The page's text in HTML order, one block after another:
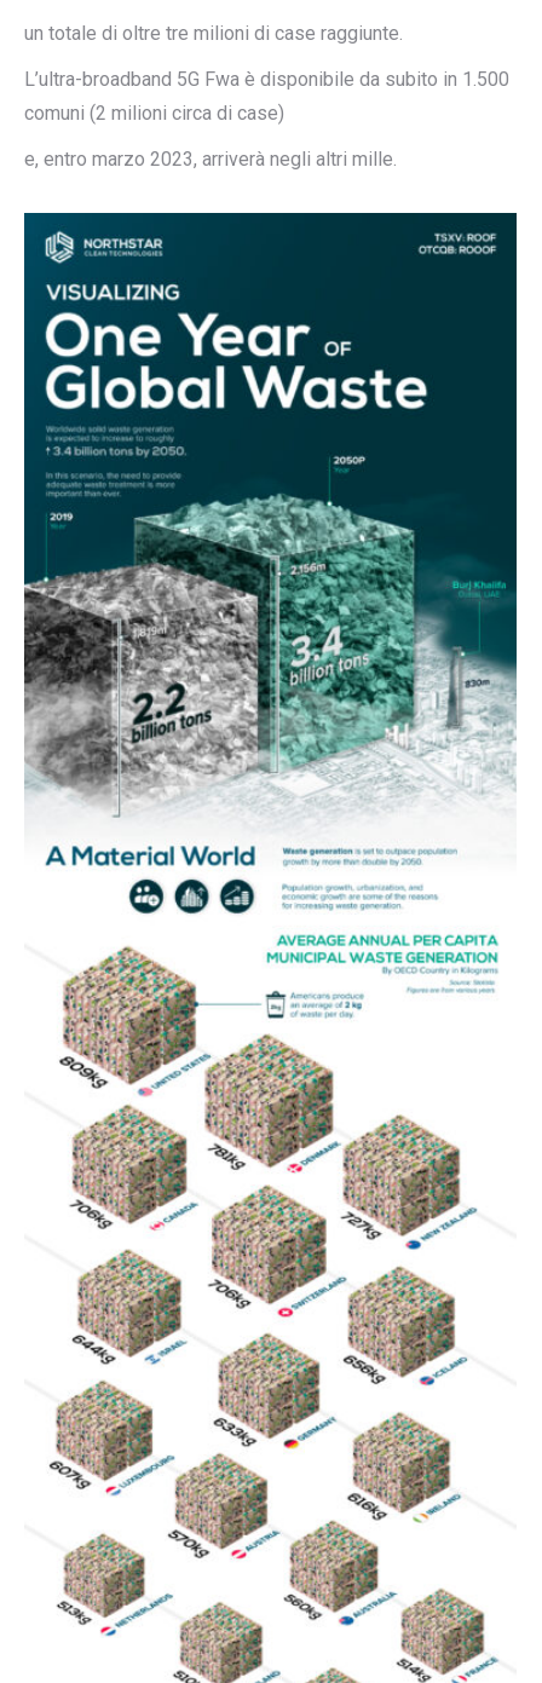
un totale di oltre tre milioni di case raggiunte.
L’ultra-broadband 5G Fwa è disponibile da subito in 1.500
comuni (2 milioni circa di case)
e, entro marzo 2023, arriverà negli altri mille.